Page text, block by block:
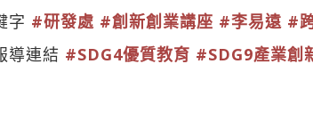
字 #研發處 #創新創業講座 #李易遠 #
導連結 #SDG4優質教育 #SDG9產業創